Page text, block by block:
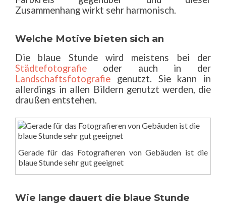
Zusammenhang wirkt sehr harmonisch.
Welche Motive bieten sich an
Die blaue Stunde wird meistens bei der
Städtefotografie oder auch in der
Landschaftsfotografie genutzt. Sie kann in
allerdings in allen Bildern genutzt werden, die
draußen entstehen.
Gerade für das Fotografieren von Gebäuden ist die
blaue Stunde sehr gut geeignet
Wie lange dauert die blaue Stunde